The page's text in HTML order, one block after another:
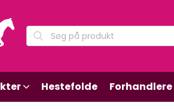
Hestefolde Forhandlere